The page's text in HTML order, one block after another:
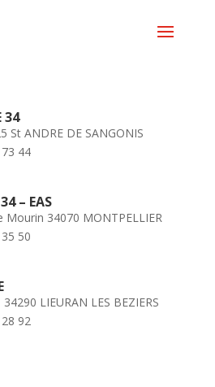
34
St ANDRE DE SANGONIS
44
– EAS
Mourin 34070 MONTPELLIER
50
LIEURAN LES BEZIERS
92